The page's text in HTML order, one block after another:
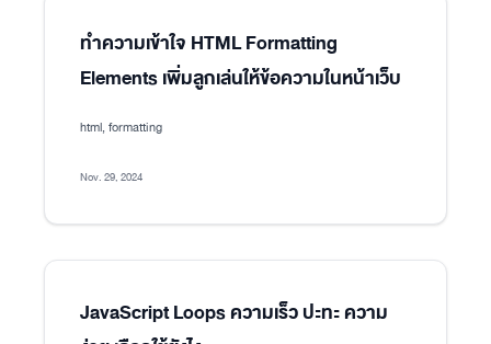
ทำความเข้าใจ HTML Formatting
Elements เพิ่มลูกเล่นให้ข้อความในหน้าเว็บ
html, formatting
Nov. 29, 2024
JavaScript Loops ความเร็ว ปะทะ ความ